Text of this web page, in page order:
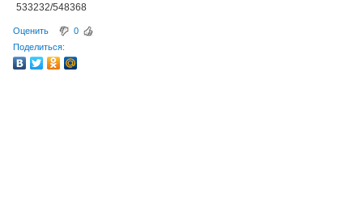
533232/548368
Оценить
0
Поделиться: